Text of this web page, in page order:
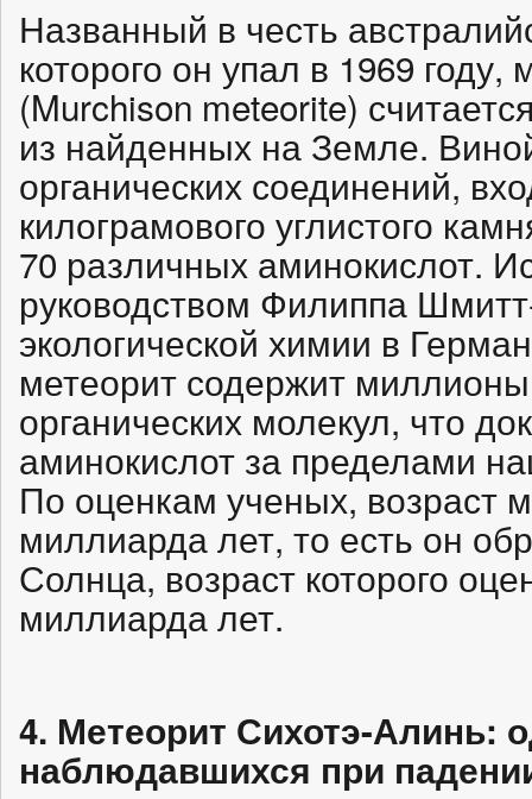
Названный в честь
которого он упал в 1969
(Murchison meteorite)
из найденных на Земле.
органических соединений,
килограмового углистого
70 различных аминокислот.
руководством Филиппа
экологической химии в
метеорит содержит
органических молекул, что
аминокислот за пределами
По оценкам ученых, возраст
миллиарда лет, то есть он
Солнца, возраст которого
миллиарда лет.
4. Метеорит Сихотэ-Алинь:
наблюдавшихся при